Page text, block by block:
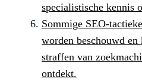
specialistische kennis
Sommige SEO-
worden beschouwd
straffen van
ontdekt.